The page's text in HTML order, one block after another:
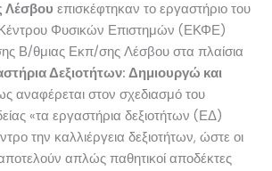
Λέσβου επισκέφτηκαν το εργαστήριο του
Φυσικών Επιστημών (ΕΚΦΕ)
Β/θμιας Εκπ/σης Λέσβου στα πλαίσια
Δεξιοτήτων: Δημιουργώ και
αναφέρεται στον σχεδιασμό του
«τα εργαστήρια δεξιοτήτων (ΕΔ)
την καλλιέργεια δεξιοτήτων, ώστε οι
απλώς παθητικοί αποδέκτες